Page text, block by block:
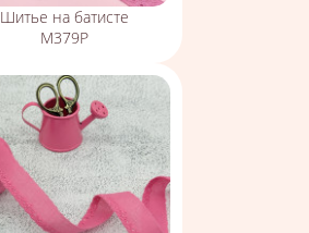
Шитье на батисте
М379Р